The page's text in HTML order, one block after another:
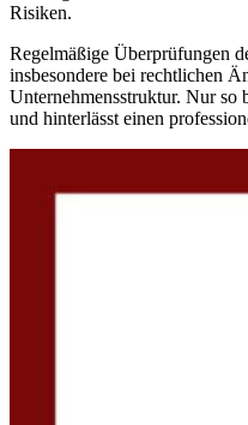
Risiken.
Regelmäßige Überprüfungen
insbesondere bei rechtlichen
Unternehmensstruktur. Nur so
und hinterlässt einen